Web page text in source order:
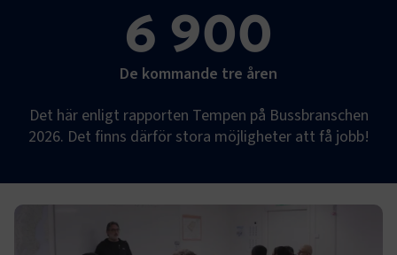
6 900
De kommande tre åren
Det här enligt rapporten Tempen på Bussbranschen
2026. Det finns därför stora möjligheter att få jobb!